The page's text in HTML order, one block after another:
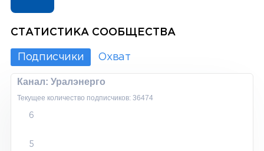
СТАТИСТИКА СООБЩЕСТВА
Подписчики Охват
Канал: Уралэнерго
Текущее количество подписчиков: 36474
6
5